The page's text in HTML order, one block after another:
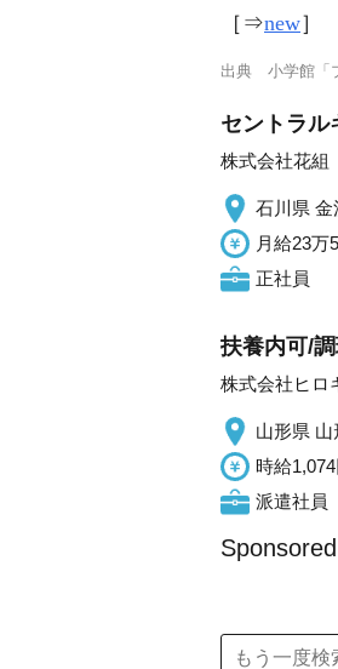
［⇒new］
出典 小学館「
セントラル
株式会社花組
石川県 金
月給23万
正社員
扶養内可/
株式会社ヒロ
山形県 山
時給
派遣社員